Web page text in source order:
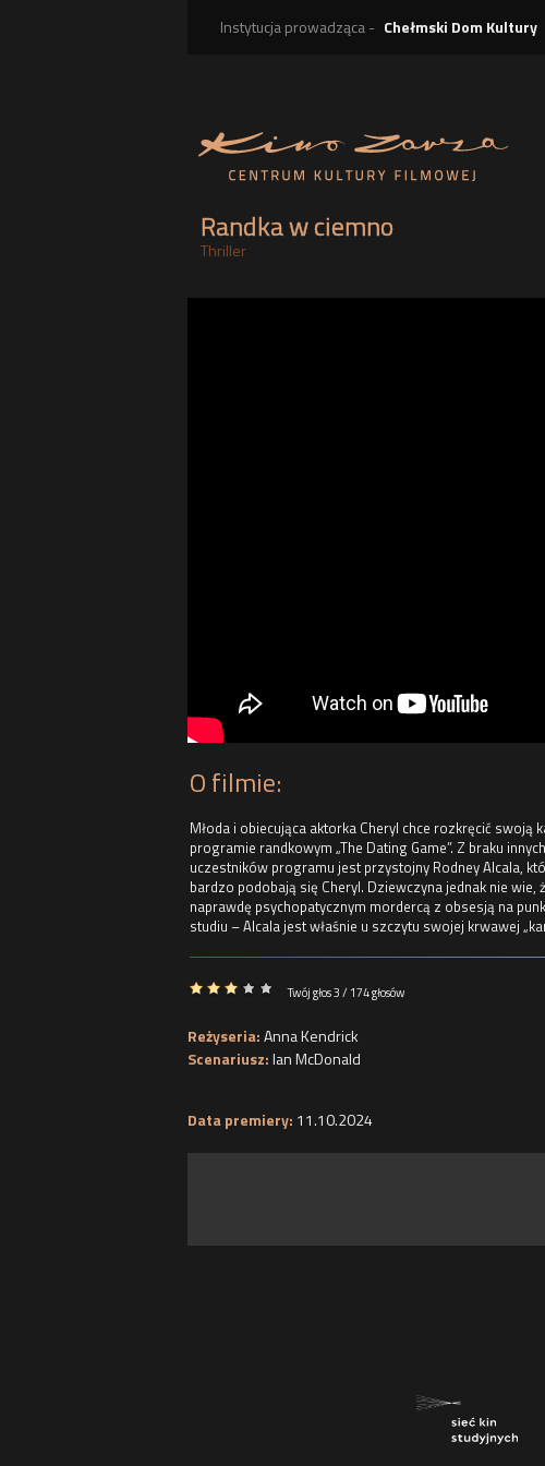
Instytucja prowadząca - Chełmski Dom Kultury
Randka w ciemno
Thriller
O filmie:
Młoda i obiecująca aktorka Cheryl chce rozkręcić swoją
programie randkowym „The Dating Game”. Z braku
uczestników programu jest przystojny Rodney Alcala,
bardzo podobają się Cheryl. Dziewczyna jednak nie
naprawdę psychopatycznym mordercą z obsesją na
studiu – Alcala jest właśnie u szczytu swojej krwawej
Twój głos 3 / 174 głosów
Reżyseria:Anna Kendrick
Scenariusz:Ian McDonald
Data premiery: 11.10.2024